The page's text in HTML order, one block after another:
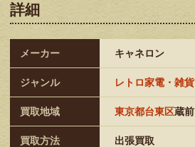
詳細
メーカー キャネロン
ジャンル レトロ家電・雑貨
買取地域 東京都台東区蔵前
買取方法 出張買取